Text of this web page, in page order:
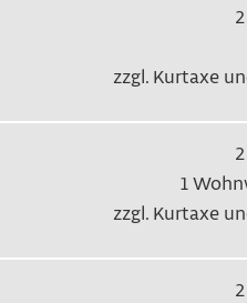
zzgl. Kurtaxe
1
zzgl. Kurtaxe